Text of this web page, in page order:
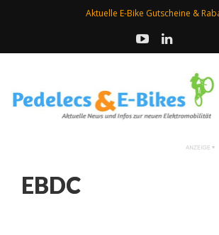
Aktuelle E-Bike Gutscheine &
EBDC